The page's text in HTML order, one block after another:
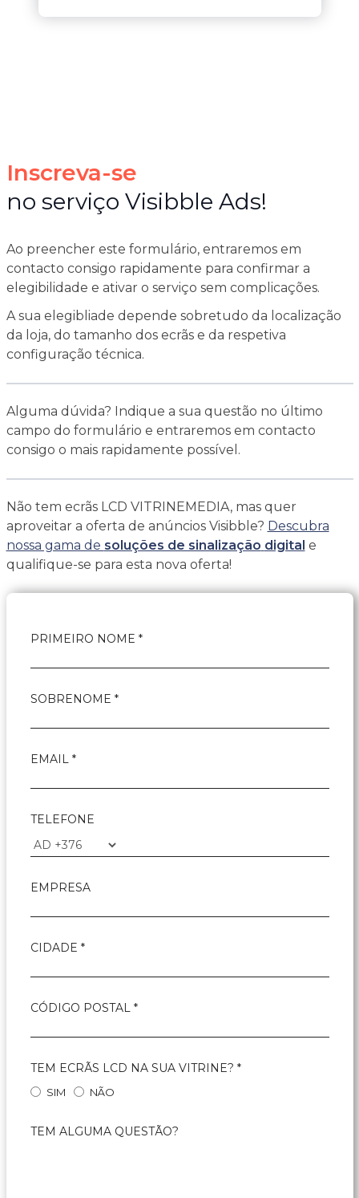
Inscreva-se
no serviço Visibble Ads!
Ao preencher este formulário, entraremos em
contacto consigo rapidamente para confirmar a
elegibilidade e ativar o serviço sem complicações.
A sua elegibliade depende sobretudo da localização
da loja, do tamanho dos ecrãs e da respetiva
configuração técnica.
Alguma dúvida? Indique a sua questão no último
campo do formulário e entraremos em contacto
consigo o mais rapidamente possível.
Não tem ecrãs LCD VITRINEMEDIA, mas quer
aproveitar a oferta de anúncios Visibble? Descubra
nossa gama de soluções de sinalização digital e
qualifique-se para esta nova oferta!
PRIMEIRO NOME *
SOBRENOME *
EMAIL *
TELEFONE
EMPRESA
CIDADE *
CÓDIGO POSTAL *
SIM NÃO
TEM ECRÃS LCD NA SUA VITRINE? *
TEM ALGUMA QUESTÃO?